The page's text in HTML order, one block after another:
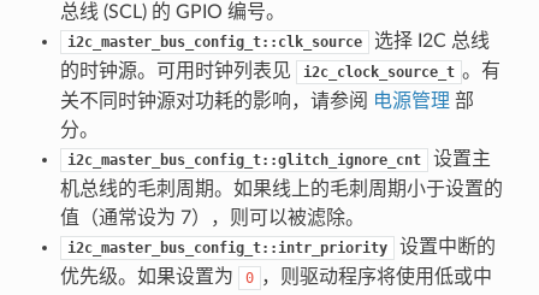
总线 (SCL) 的 GPIO 编号。
i2c_master_bus_config_t::clk_source
选择 I2C 总线
的时钟源。可用时钟列表见
i2c_clock_source_t 。有
关不同时钟源对功耗的影响，请参阅 电源管理 部
分。
i2c_master_bus_config_t::glitch_ignore_cnt
设置主
机总线的毛刺周期。如果线上的毛刺周期小于设置的
值（通常设为 7），则可以被滤除。
i2c_master_bus_config_t::intr_priority
设置中断的
优先级。如果设置为
0 ，则驱动程序将使用低或中